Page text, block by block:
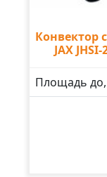
Конвектор
JAX
Площадь